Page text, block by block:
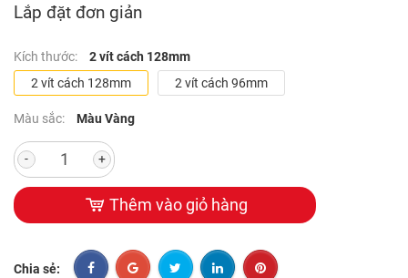
Lắp đặt đơn giản
Kích thước:
2 vít cách 128mm
2 vít cách 128mm
2 vít cách 96mm
Màu sắc: Màu Vàng
- +
Thêm vào giỏ hàng
Chia sẻ: